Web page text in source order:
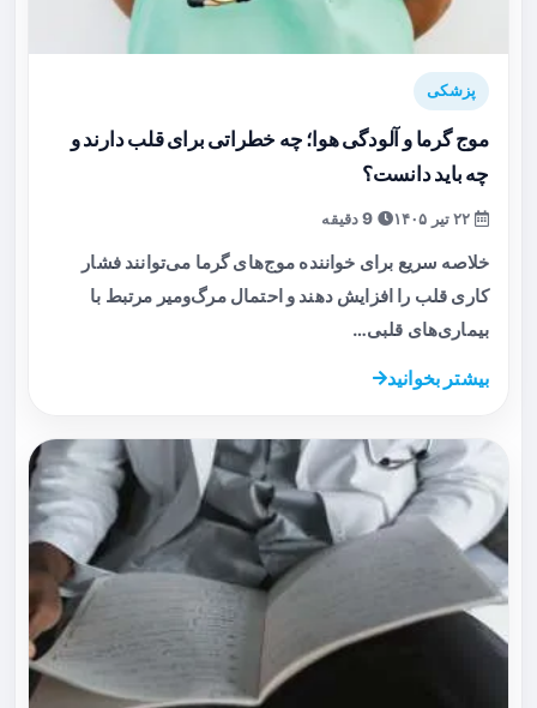
پزشکی
موج گرما و آلودگی هوا؛ چه خطراتی برای قلب دارند و
چه باید دانست؟
خلاصه سریع برای خواننده موج‌های گرما می‌توانند فشار
کاری قلب را افزایش دهند و احتمال مرگ‌ومیر مرتبط با
بیماری‌های قلبی…
بیشتر بخوانید